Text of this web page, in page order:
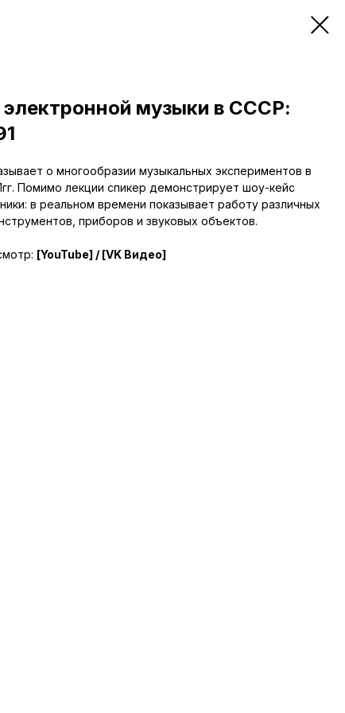
музыки в СССР:
о многообразии музыкальных экспериментов в
Помимо лекции спикер демонстрирует шоу-кейс
в реальном времени показывает работу различных
приборов и звуковых объектов.
[YouTube] / [VK Видео]